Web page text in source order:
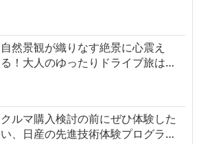
自然景観が織りなす絶景に心震え
る！大人のゆったりドライブ旅は…
クルマ購入検討の前にぜひ体験した
い、日産の先進技術体験プログラ…